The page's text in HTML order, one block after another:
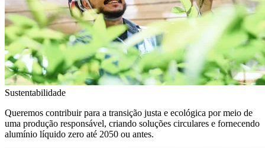
Sustentabilidade
Queremos contribuir para a transição justa e ecológica por meio de
uma produção responsável, criando soluções circulares e fornecendo
alumínio líquido zero até 2050 ou antes.